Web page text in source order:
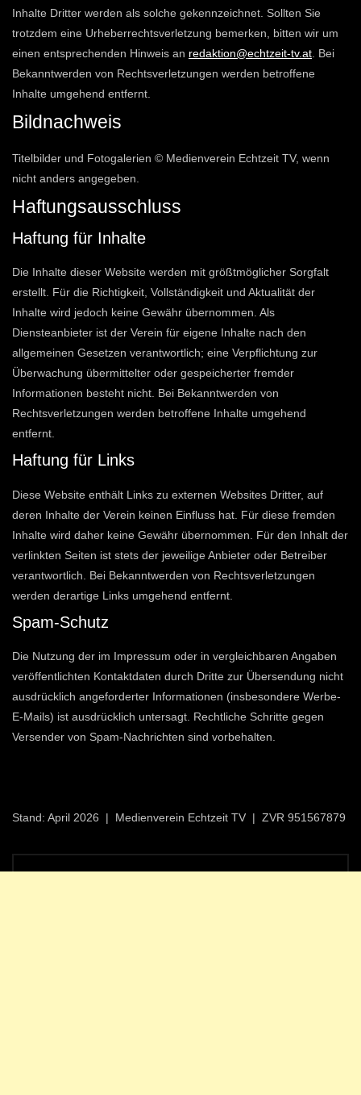
Inhalte Dritter werden als solche gekennzeichnet. Sollten Sie
trotzdem eine Urheberrechtsverletzung bemerken, bitten wir um
einen entsprechenden Hinweis an redaktion@echtzeit-tv.at . Bei
Bekanntwerden von Rechtsverletzungen werden betroffene
Inhalte umgehend entfernt.
Bildnachweis
Titelbilder und Fotogalerien © Medienverein Echtzeit TV, wenn
nicht anders angegeben.
Haftungsausschluss
Haftung für Inhalte
Die Inhalte dieser Website werden mit größtmöglicher Sorgfalt
erstellt. Für die Richtigkeit, Vollständigkeit und Aktualität der
Inhalte wird jedoch keine Gewähr übernommen. Als
Diensteanbieter ist der Verein für eigene Inhalte nach den
allgemeinen Gesetzen verantwortlich; eine Verpflichtung zur
Überwachung übermittelter oder gespeicherter fremder
Informationen besteht nicht. Bei Bekanntwerden von
Rechtsverletzungen werden betroffene Inhalte umgehend
entfernt.
Haftung für Links
Diese Website enthält Links zu externen Websites Dritter, auf
deren Inhalte der Verein keinen Einfluss hat. Für diese fremden
Inhalte wird daher keine Gewähr übernommen. Für den Inhalt der
verlinkten Seiten ist stets der jeweilige Anbieter oder Betreiber
verantwortlich. Bei Bekanntwerden von Rechtsverletzungen
werden derartige Links umgehend entfernt.
Spam-Schutz
Die Nutzung der im Impressum oder in vergleichbaren Angaben
veröffentlichten Kontaktdaten durch Dritte zur Übersendung nicht
ausdrücklich angeforderter Informationen (insbesondere Werbe-
E-Mails) ist ausdrücklich untersagt. Rechtliche Schritte gegen
Versender von Spam-Nachrichten sind vorbehalten.
Stand: April 2026 | Medienverein Echtzeit TV | ZVR 951567879